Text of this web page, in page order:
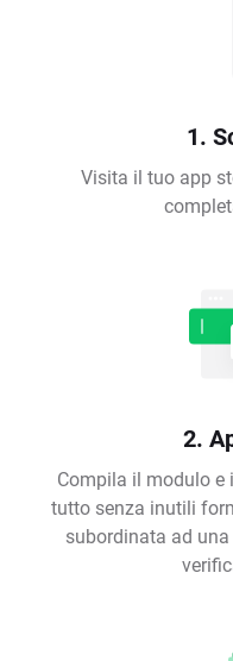
1.
Visita il tuo app
2.
Compila il modulo e
tutto senza inutili
subordinata ad